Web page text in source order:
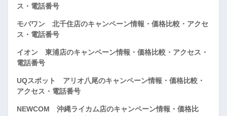
ス・電話番号
モバワン 北千住店のキャンペーン情報・価格比較・アクセ
ス・電話番号
イオン 東浦店のキャンペーン情報・価格比較・アクセス・
電話番号
UQスポット アリオ八尾のキャンペーン情報・価格比較・
アクセス・電話番号
NEWCOM 沖縄ライカム店のキャンペーン情報・価格比